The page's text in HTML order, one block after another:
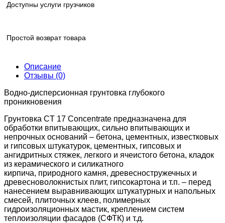
Доступны услуги грузчиков
Простой возврат товара
Описание
Отзывы (0)
Водно-дисперсионная грунтовка глубокого
проникновения
Грунтовка CT 17 Concentrate предназначена для
обработки впитывающих, сильно впитывающих и
непрочных оснований – бетона, цементных, известковых
и гипсовых штукатурок, цементных, гипсовых и
ангидритных стяжек, легкого и ячеистого бетона, кладок
из керамического и силикатного
кирпича, природного камня, древесностружечных и
древесноволокнистых плит, гипсокартона и т.п. – перед
нанесением выравнивающих штукатурных и напольных
смесей, плиточных клеев, полимерных
гидроизоляционных мастик, креплением систем
теплоизоляции фасадов (СФТК) и т.д.